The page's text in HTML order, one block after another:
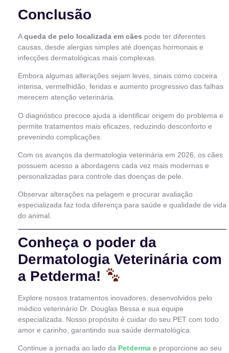
Conclusão
Aqueda de pelo localizada em cães pode ter diferentes
causas, desde alergias simples até doenças hormonais e
infecções dermatológicas mais complexas.
Embora algumas alterações sejam leves, sinais como coceira
intensa, vermelhidão, feridas e aumento progressivo das falhas
merecem atenção veterinária.
O diagnóstico precoce ajuda a identificar origem do problema e
permite tratamentos mais eficazes, reduzindo desconforto e
prevenindo complicações.
Com os avanços da dermatologia veterinária em 2026, os cães
possuem acesso a abordagens cada vez mais modernas e
personalizadas para controle das doenças de pele.
Observar alterações na pelagem e procurar avaliação
especializada faz toda diferença para saúde e qualidade de vida
do animal.
Conheça o poder da
Dermatologia Veterinária com
a Petderma!
Explore nossos tratamentos inovadores, desenvolvidos pelo
médico veterinário Dr. Douglas Bessa e sua equipe
especializada. Nosso propósito é cuidar do seu PET com todo
amor e carinho, garantindo sua saúde dermatológica.
Continue a jornada ao lado da Petderma e proporcione ao seu